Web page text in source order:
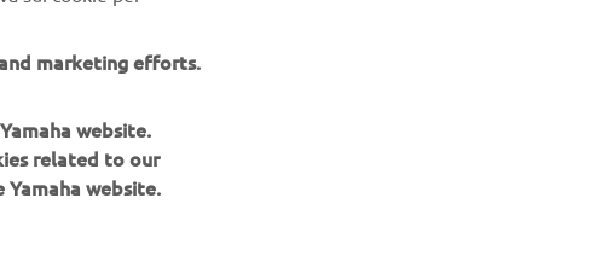
NEWSLETTER
Conoscerai in anteprima le ultime offerte, gli eventi speciali, le
marketing efforts.
website.
related to our
website.